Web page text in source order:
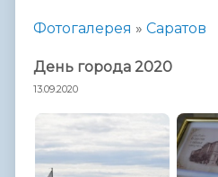
Фотогалерея » Саратов
День города 2020
13.09.2020